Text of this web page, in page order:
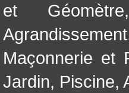
et Géomètre
Agrandissement
Maçonnerie et
Jardin, Piscine,